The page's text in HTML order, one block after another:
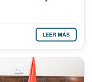
LEER MÁS